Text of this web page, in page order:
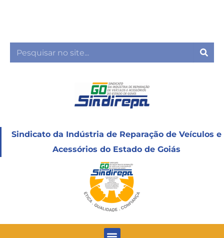
conteúdo
Sindicato da Indústria de Reparação de Veículos e
Acessórios do Estado de Goiás
Menu